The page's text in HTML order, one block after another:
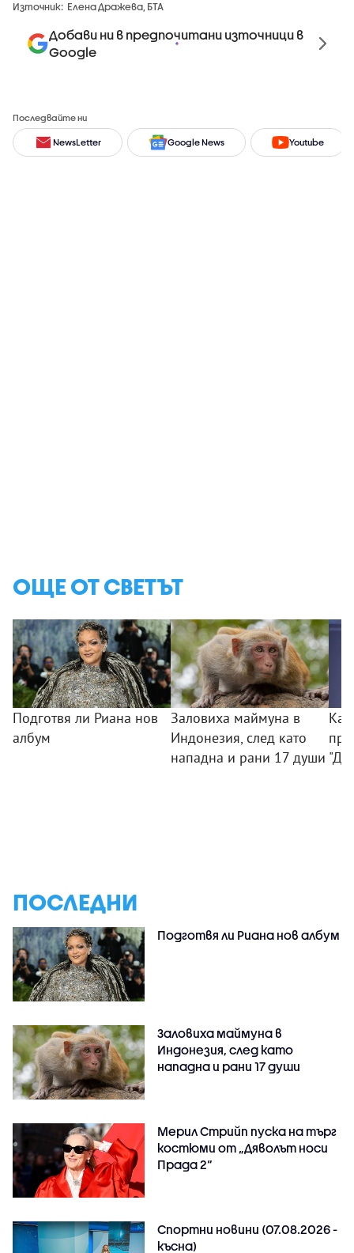
Източник: Елена Дражева, БТА
Добави ни в предпочитани източници в
Google
Последвайте ни
NewsLetter Google News Youtube
ОЩЕ ОТ СВЕТЪТ
Подготвя ли Риана нов
албум
Заловиха маймуна в
Индонезия, след като
нападна и рани 17 души
ПОСЛЕДНИ
Подготвя ли Риана нов албум
Заловиха маймуна в
Индонезия, след като
нападна и рани 17 души
Мерил Стрийп пуска на търг
костюми от „Дяволът носи
Прада 2“
Спортни новини (07.08.2026 -
късна)